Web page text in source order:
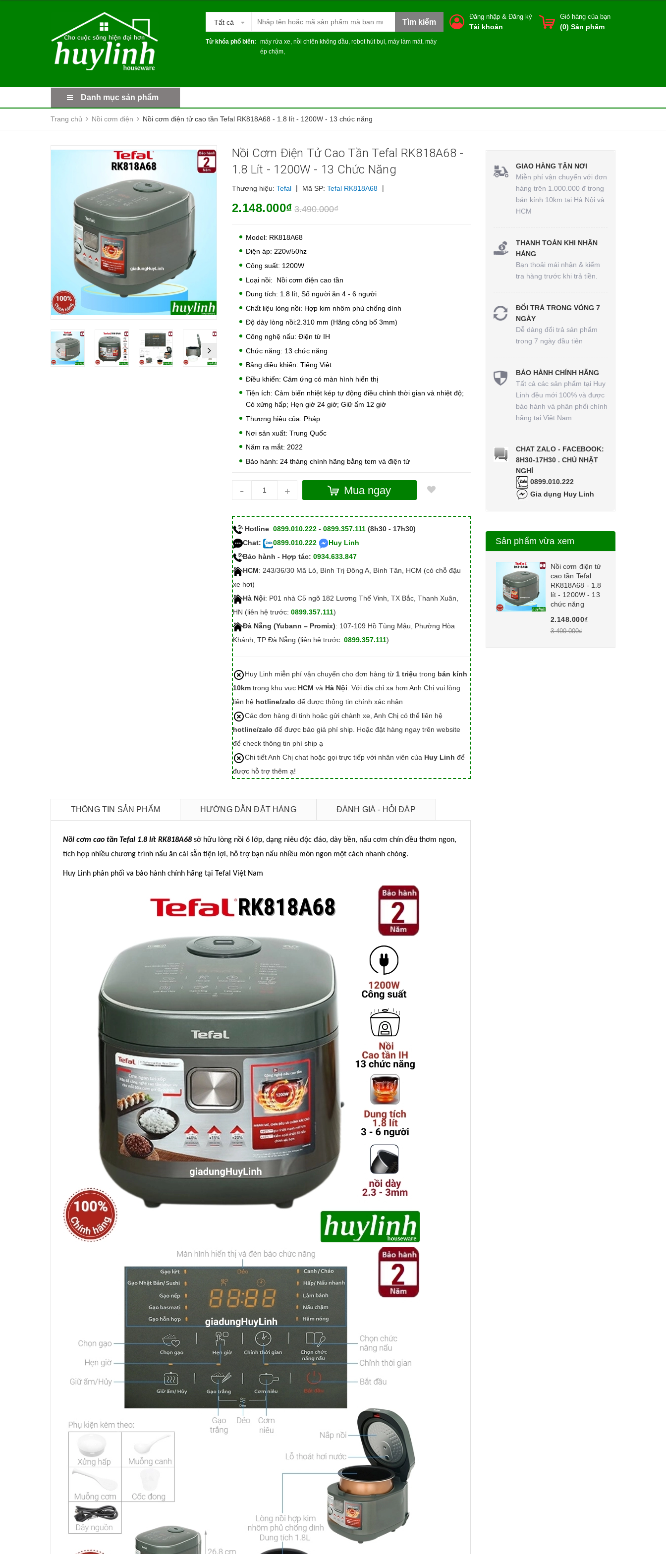
Tất cả Tìm kiếm
Từ khóa phổ biến: máy rửa xe, nồi chiên không dầu, robot hút bụi, máy làm mát, máy
ép chậm,
Giỏ hàng của bạn
(0) Sản phẩm
Đăng nhập & Đăng ký
Tài khoản
Danh mục sản phẩm
Trang chủ Nồi cơm điện Nồi cơm điện tử cao tần Tefal RK818A68 - 1.8 lít - 1200W - 13 chức năng
Nồi Cơm Điện Tử Cao Tần Tefal RK818A68 -
1.8 Lít - 1200W - 13 Chức Năng
Thương hiệu: Tefal | Mã SP: Tefal RK818A68 |
2.148.000₫ 3.490.000₫
Model: RK818A68
Điện áp: 220v/50hz
Công suất: 1200W
Loại nồi: Nồi cơm điện cao tần
Dung tích: 1.8 lít, Số người ăn 4 - 6 người
Chất liệu lòng nồi: Hợp kim nhôm phủ chống dính
Độ dày lòng nồi:2.310 mm (Hãng công bố 3mm)
Công nghệ nấu: Điện từ IH
Chức năng: 13 chức năng
Bảng điều khiển: Tiếng Việt
Điều khiển: Cảm ứng có màn hình hiển thị
Tiện ích: Cảm biến nhiệt kép tự động điều chỉnh thời gian và nhiệt độ;
Có xửng hấp; Hẹn giờ 24 giờ; Giữ ấm 12 giờ
Thương hiệu của: Pháp
Nơi sản xuất: Trung Quốc
Năm ra mắt: 2022
Bảo hành: 24 tháng chính hãng bằng tem và điện tử
- + Mua ngay
Hotline: 0899.010.222- 0899.357.111 (8h30 - 17h30)
Chat:
0899.010.222
Huy Linh
Bảo hành - Hợp tác: 0934.633.847
HCM: 243/36/30 Mã Lò, Bình Trị Đông A, Bình Tân, HCM (có chỗ đậu
xe hơi)
Hà Nội: P01 nhà C5 ngõ 182 Lương Thế Vinh, TX Bắc, Thanh Xuân,
HN (liên hệ trước: 0899.357.111)
Đà Nẵng (Yubann – Promix): 107-109 Hồ Tùng Mậu, Phường Hòa
Khánh, TP Đà Nẵng (liên hệ trước: 0899.357.111)
Huy Linh miễn phí vận chuyển cho đơn hàng từ 1 triệu trong bán kính
10kmtrong khu vực HCM và Hà Nội. Với địa chỉ xa hơn Anh Chị vui lòng
liên hệ hotline/zalo để được thông tin chính xác nhận
Các đơn hàng đi tỉnh hoặc gửi chành xe, Anh Chị có thể liên hệ
hotline/zalo để được báo giá phí ship. Hoặc đặt hàng ngay trên website
để check thông tin phí ship ạ
Chi tiết Anh Chị chat hoặc gọi trực tiếp với nhân viên của Huy Linh để
được hỗ trợ thêm ạ!
THÔNG TIN SẢN PHẨM HƯỚNG DẪN ĐẶT HÀNG ĐÁNH GIÁ - HỎI ĐÁP
Nồi cơm cao tần Tefal 1.8 lít RK818A68 sở hữu lòng nồi 6 lớp, dạng niêu độc đáo, dày bền, nấu cơm chín đều thơm ngon,
tích hợp nhiều chương trình nấu ăn cài sẵn tiện lợi, hỗ trợ bạn nấu nhiều món ngon một cách nhanh chóng.
Huy Linh phân phối va bảo hành chính hãng tại Tefal Việt Nam
GIAO HÀNG TẬN NƠI
Miễn phí vận chuyển với đơn
hàng trên 1.000.000 đ trong
bán kính 10km tại Hà Nội và
HCM
THANH TOÁN KHI NHẬN
HÀNG
Bạn thoải mái nhận & kiểm
tra hàng trước khi trả tiền.
ĐỔI TRẢ TRONG VÒNG 7
NGÀY
Dễ dàng đổi trả sản phẩm
trong 7 ngày đầu tiên
BẢO HÀNH CHÍNH HÃNG
Tất cả các sản phẩm tại Huy
Linh đều mới 100% và được
bảo hành và phân phối chính
hãng tại Việt Nam
CHAT ZALO - FACEBOOK:
8H30-17H30 . CHỦ NHẬT
NGHỈ
0899.010.222
Gia dụng Huy Linh
Sản phẩm vừa xem
Nồi cơm điện tử
cao tần Tefal
RK818A68 - 1.8
lít - 1200W - 13
chức năng
2.148.000₫
3.490.000₫